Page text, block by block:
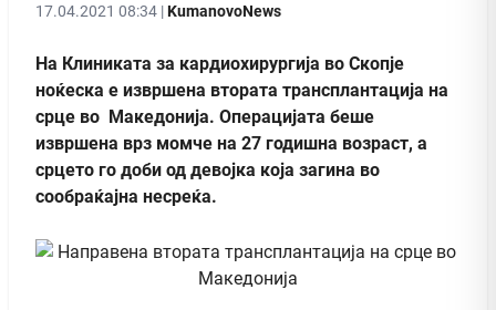
17.04.2021 08:34 |KumanovoNews
На Клиниката за кардиохирургија во Скопје
ноќеска е извршена втората трансплантација на
срце во Македонија. Операцијата беше
извршена врз момче на 27 годишна возраст, а
срцето го доби од девојка која загина во
сообраќајна несреќа.